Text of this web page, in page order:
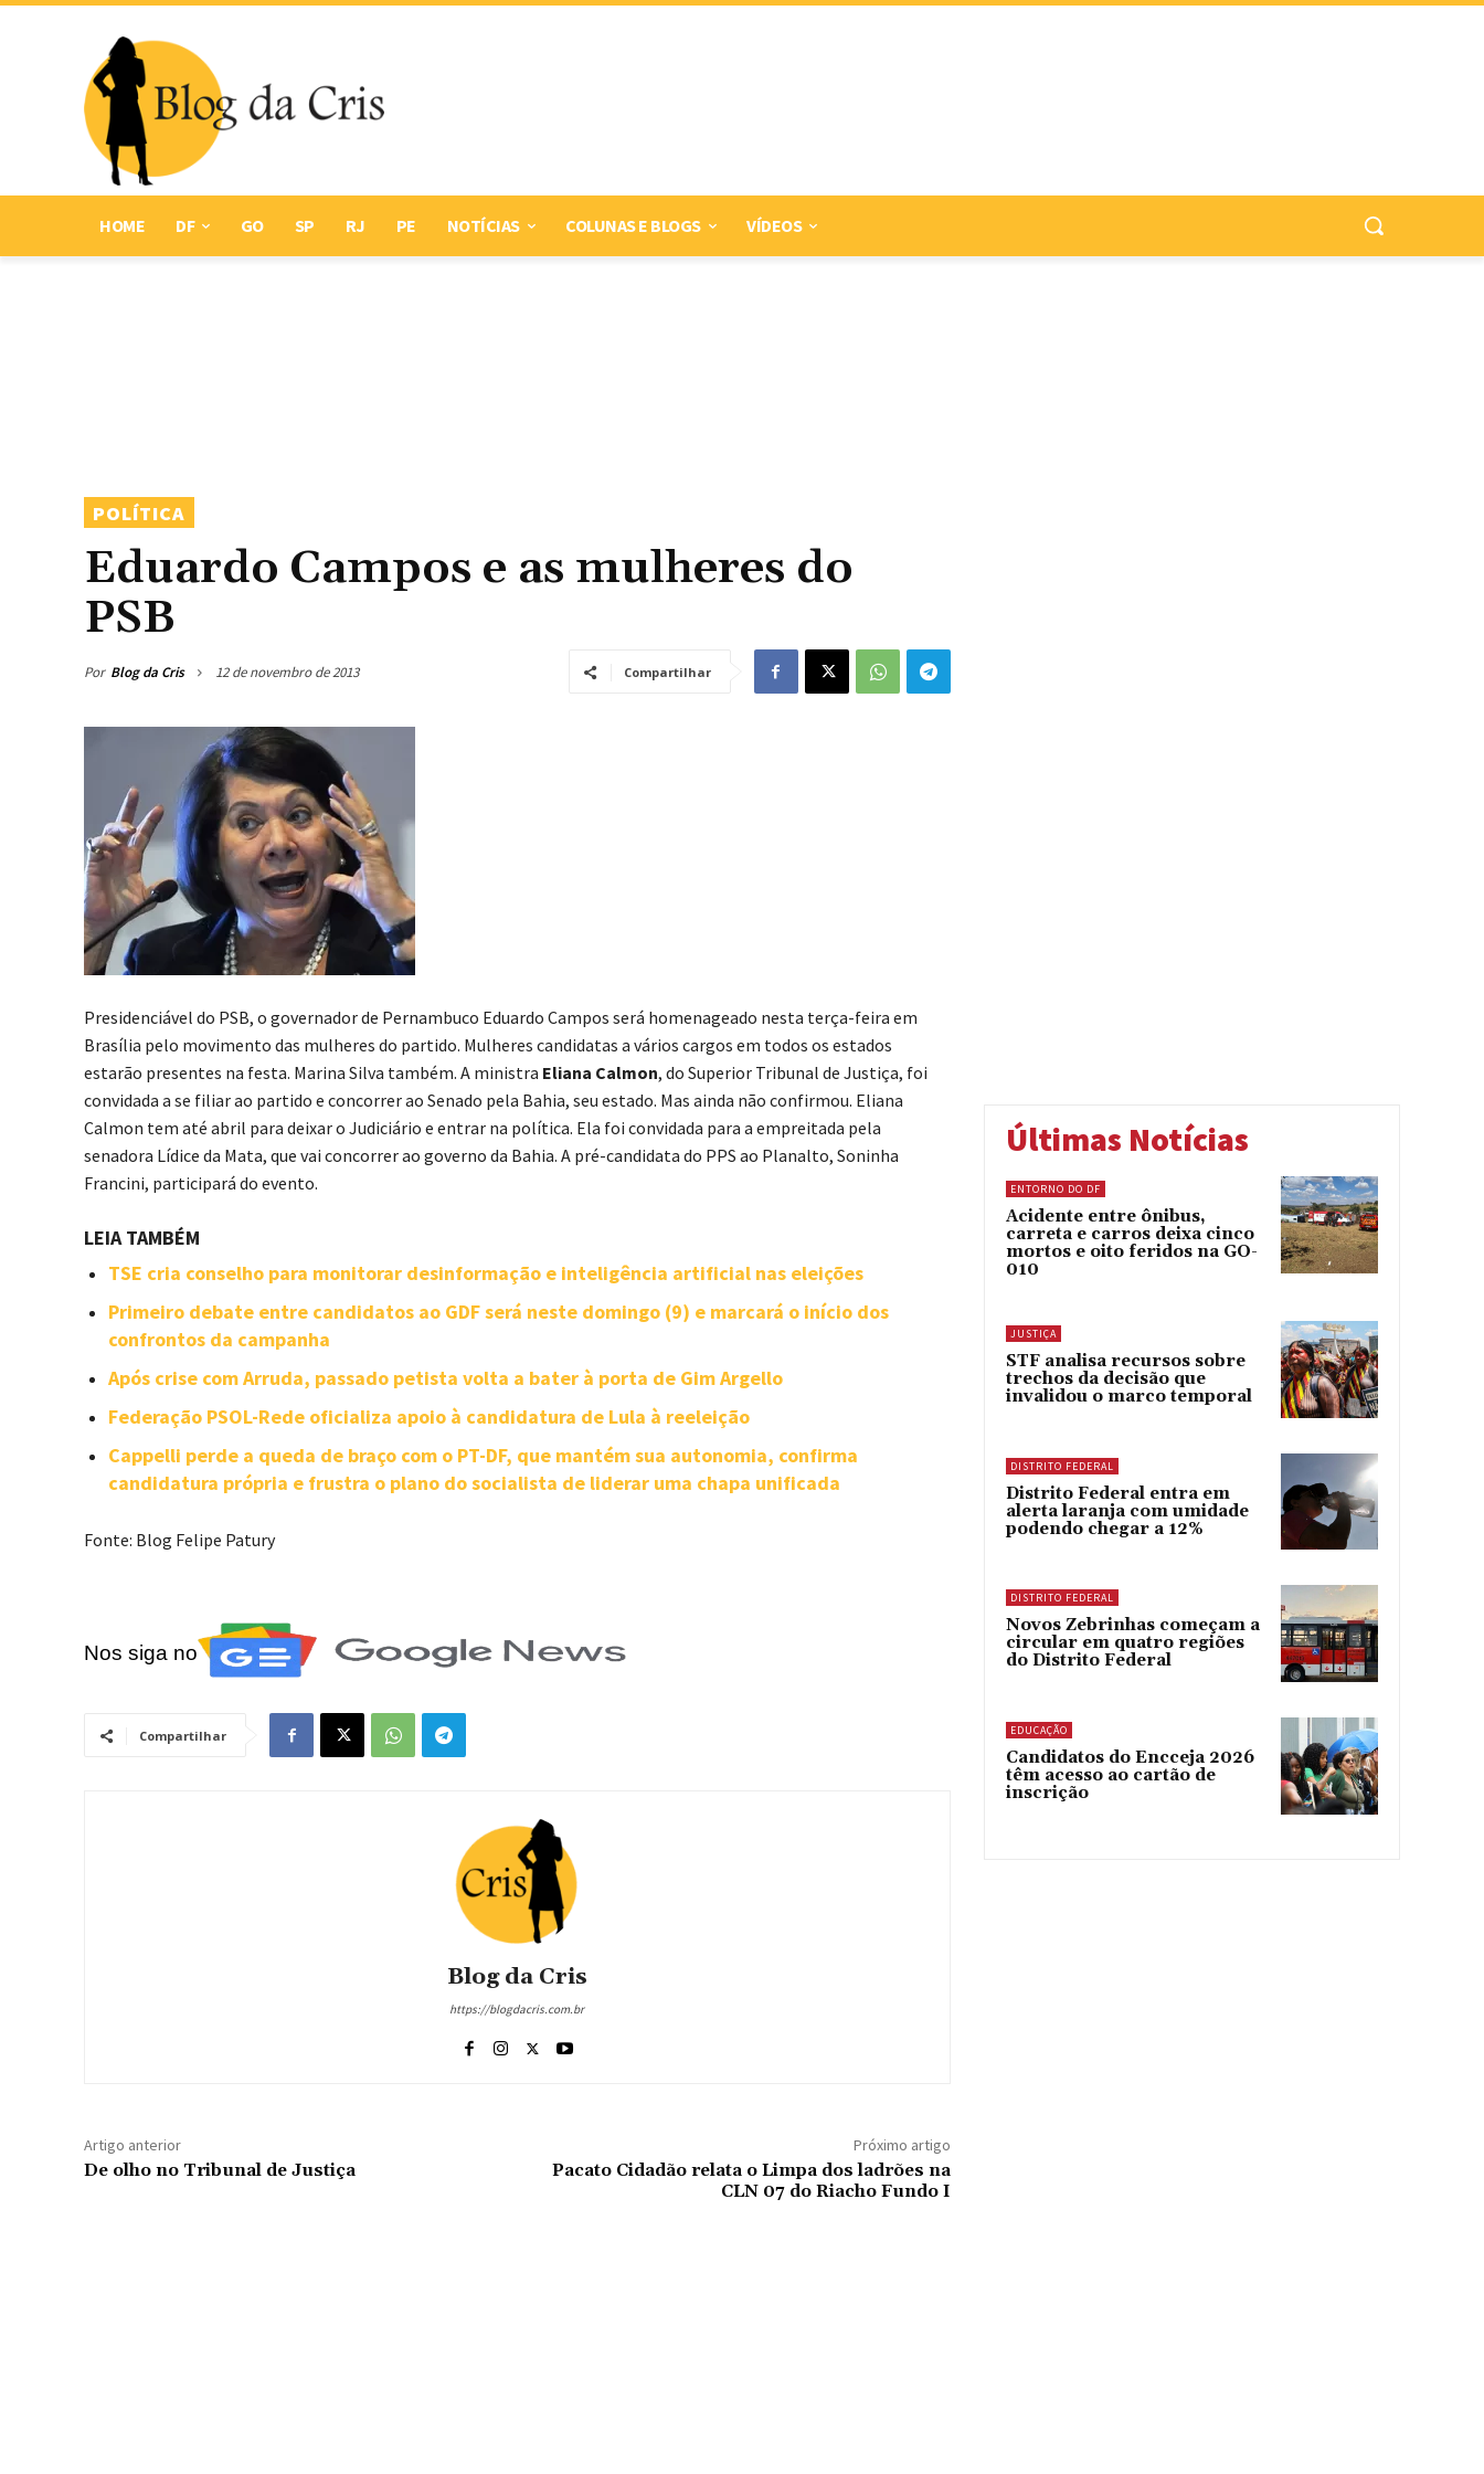
HOME DF GO SP RJ PE NOTÍCIAS COLUNAS E BLOGS VÍDEOS
POLÍTICA
Eduardo Campos e as mulheres do
PSB
Por Blog da Cris 12 de novembro de 2013 Compartilhar
Presidenciável do PSB, o governador de Pernambuco Eduardo Campos será homenageado nesta terça-feira em
Brasília pelo movimento das mulheres do partido. Mulheres candidatas a vários cargos em todos os estados
estarão presentes na festa. Marina Silva também. A ministra Eliana Calmon, do Superior Tribunal de Justiça, foi
convidada a se filiar ao partido e concorrer ao Senado pela Bahia, seu estado. Mas ainda não confirmou. Eliana
Calmon tem até abril para deixar o Judiciário e entrar na política. Ela foi convidada para a empreitada pela
senadora Lídice da Mata, que vai concorrer ao governo da Bahia. A pré-candidata do PPS ao Planalto, Soninha
Francini, participará do evento.
LEIA TAMBÉM
TSE cria conselho para monitorar desinformação e inteligência artificial nas eleições
Primeiro debate entre candidatos ao GDF será neste domingo (9) e marcará o início dos
confrontos da campanha
Após crise com Arruda, passado petista volta a bater à porta de Gim Argello
Federação PSOL-Rede oficializa apoio à candidatura de Lula à reeleição
Cappelli perde a queda de braço com o PT-DF, que mantém sua autonomia, confirma
candidatura própria e frustra o plano do socialista de liderar uma chapa unificada
Fonte: Blog Felipe Patury
Nos siga no
Compartilhar
Blog da Cris
https://blogdacris.com.br
Artigo anterior
De olho no Tribunal de Justiça
Próximo artigo
Pacato Cidadão relata o Limpa dos ladrões na
CLN 07 do Riacho Fundo I
Últimas Notícias
ENTORNO DO DF
Acidente entre ônibus,
carreta e carros deixa cinco
mortos e oito feridos na GO-
010
JUSTIÇA
STF analisa recursos sobre
trechos da decisão que
invalidou o marco temporal
DISTRITO FEDERAL
Distrito Federal entra em
alerta laranja com umidade
podendo chegar a 12%
DISTRITO FEDERAL
Novos Zebrinhas começam a
circular em quatro regiões
do Distrito Federal
EDUCAÇÃO
Candidatos do Encceja 2026
têm acesso ao cartão de
inscrição